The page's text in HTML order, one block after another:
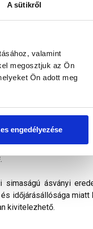
A sütikről
valamint
megosztjuk az Ön
Ön adott meg
engedélyezése
színezővakolata.
pigmenteket,
kellemes
ásványi
időjárásállósága miatt
kivitelezhető.